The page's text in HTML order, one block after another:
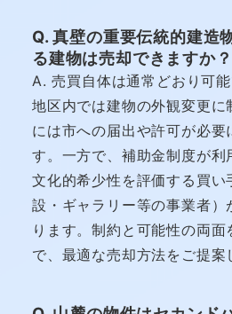
Q. 真壁の重要伝統的建造
る建物は売却できますか？
A. 売買自体は通常どおり可
地区内では建物の外観変更に
には市への届出や許可が必要
す。一方で、補助金制度が利
文化的希少性を評価する買い
設・ギャラリー等の事業者）
ります。制約と可能性の両面
で、最適な売却方法をご提案